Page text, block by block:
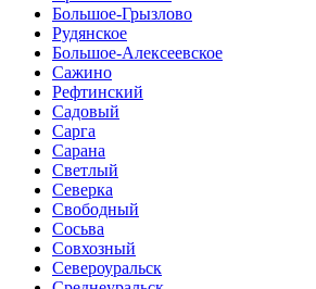
Большое-Грызлово
Рудянское
Большое-Алексеевское
Сажино
Рефтинский
Садовый
Сарга
Сарана
Светлый
Северка
Свободный
Сосьва
Совхозный
Североуральск